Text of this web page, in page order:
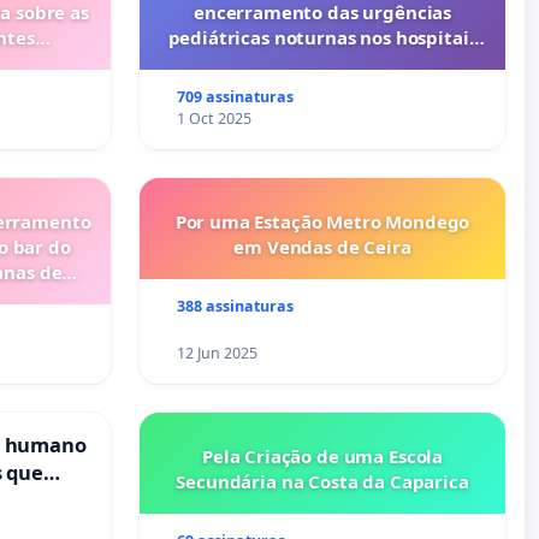
sobre as
encerramento das urgências
pediátricas noturnas nos hospitais
709 assinaturas
1 Oct 2025
bar do
de
Por uma Estação Metro Mondego
em Vendas de Ceira
388 assinaturas
12 Jun 2025
humano
que
Pela Criação de uma Escola
Secundária na Costa da Caparica